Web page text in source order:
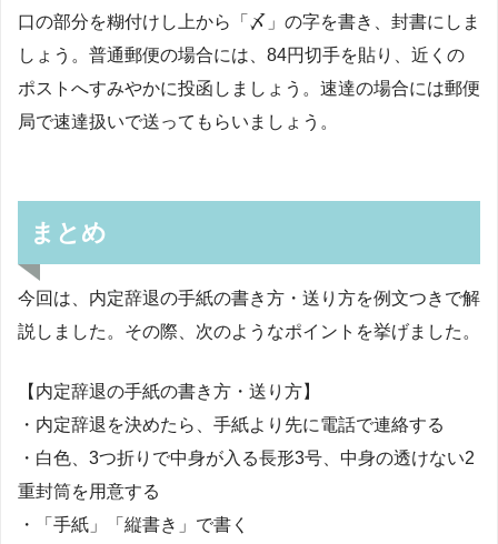
口の部分を糊付けし上から「〆」の字を書き、封書にしま
しょう。普通郵便の場合には、84円切手を貼り、近くの
ポストへすみやかに投函しましょう。速達の場合には郵便
局で速達扱いで送ってもらいましょう。
まとめ
今回は、内定辞退の手紙の書き方・送り方を例文つきで解
説しました。その際、次のようなポイントを挙げました。
【内定辞退の手紙の書き方・送り方】
・内定辞退を決めたら、手紙より先に電話で連絡する
・白色、3つ折りで中身が入る長形3号、中身の透けない2
重封筒を用意する
・「手紙」「縦書き」で書く